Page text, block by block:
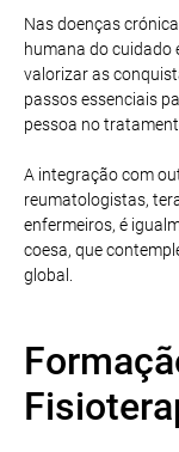
Nas doenças
humana do cuidado
valorizar as
passos essenciais
pessoa no
A integração com
reumatologistas,
enfermeiros, é
coesa, que
global.